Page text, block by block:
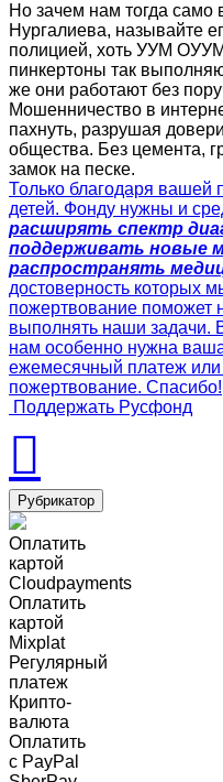
Но зачем нам тогда само
Нургалиева, называйте
полицией, хоть УУМ
пинкертоны так
же они работают без
Мошенничество в
пахнуть, разрушая
общества. Без цемента,
замок на песке.
Только благодаря
детей. Фонду нужны и
расширять спектр
поддерживать новые
распространять
достоверность которых
пожертвование поможет
выполнять наши
нам особенно нужна
ежемесячный платеж
пожертвование. Спасибо!
Поддержать Русфонд
Рубрикатор
Оплатить
картой
Cloudpayments
Оплатить
картой
Mixplat
Регулярный
платеж
Крипто-
валюта
Оплатить
c PayPal